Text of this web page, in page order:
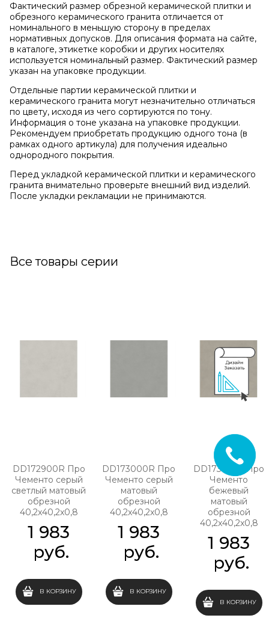
Фактический размер обрезной керамической плитки и
обрезного керамического гранита отличается от
номинального в меньшую сторону в пределах
нормативных допусков. Для описания формата на сайте,
в каталоге, этикетке коробки и других носителях
используется номинальный размер. Фактический размер
указан на упаковке продукции.
Отдельные партии керамической плитки и
керамического гранита могут незначительно отличаться
по цвету, исходя из чего сортируются по тону.
Информация о тоне указана на упаковке продукции.
Рекомендуем приобретать продукцию одного тона (в
рамках одного артикула) для получения идеально
однородного покрытия.
Перед укладкой керамической плитки и керамического
гранита внимательно проверьте внешний вид изделий.
После укладки рекламации не принимаются.
Все товары серии
DD172900R Про
Чементо серый
светлый матовый
обрезной
40,2x40,2x0,8
1 983
руб.
В КОРЗИНУ
DD173000R Про
Чементо серый
матовый
обрезной
40,2x40,2x0,8
1 983
руб.
В КОРЗИНУ
DD173100R Про
Чементо
бежевый
матовый
обрезной
40,2x40,2x0,8
1 983
руб.
В КОРЗИНУ